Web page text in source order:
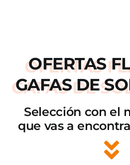
OFERTAS
GAFAS DE
Selección con el
que vas a